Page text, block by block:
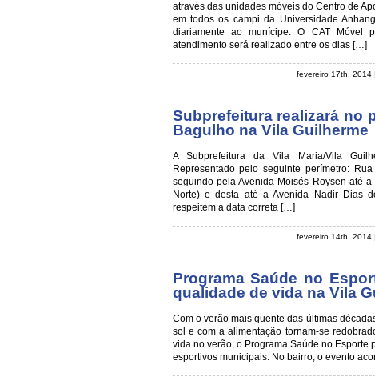
através das unidades móveis do Centro de
em todos os campi da Universidade
diariamente ao munícipe. O CAT Móvel
atendimento será realizado entre os dias […]
fevereiro 17th, 2014
Subprefeitura realizará no
Bagulho na Vila Guilherme
A Subprefeitura da Vila Maria/Vila
Representado pelo seguinte perímetro:
seguindo pela Avenida Moisés Roysen até
Norte) e desta até a Avenida Nadir Dias
respeitem a data correta […]
fevereiro 14th, 2014
Programa Saúde no
qualidade de vida na Vila
Com o verão mais quente das últimas
sol e com a alimentação tornam-se
vida no verão, o Programa Saúde no Esporte
esportivos municipais. No bairro, o evento